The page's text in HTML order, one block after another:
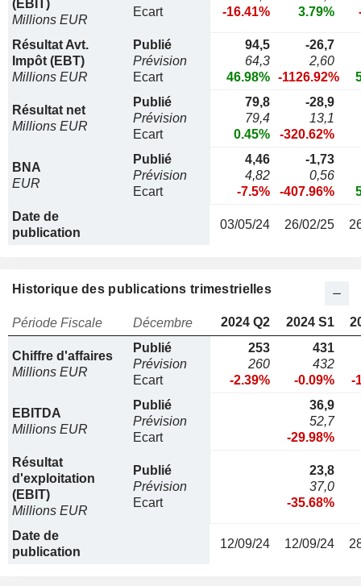
(EBIT)
Millions EUR
Ecart
-16.41%
3.79%
Résultat Avt.
Impôt (EBT)
Millions EUR
Publié
Prévision
Ecart
94,5
64,3
46.98%
-26,7
2,60
-1126.92%
Résultat net
Millions EUR
Publié
Prévision
Ecart
79,8
79,4
0.45%
-28,9
13,1
-320.62%
BNA
EUR
Publié
Prévision
Ecart
4,46
4,82
-7.5%
-1,73
0,56
-407.96%
Date de
publication
03/05/24 26/02/25
Historique des publications trimestrielles
Période Fiscale Décembre 2024 Q2 2024 S1
Chiffre d'affaires
Millions EUR
Publié
Prévision
Ecart
253
260
-2.39%
431
432
-0.09%
-
EBITDA
Millions EUR
Publié
Prévision
Ecart
36,9
52,7
-29.98%
Résultat
d'exploitation
(EBIT)
Millions EUR
Publié
Prévision
Ecart
23,8
37,0
-35.68%
Date de
publication
12/09/24 12/09/24